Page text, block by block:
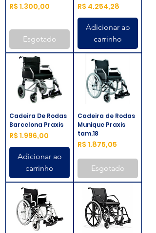
Preço
R$ 1.300,00
Esgotado
Preço
R$ 4.254,28
Adicionar ao
carrinho
Cadeira De Rodas
Barcelona Praxis
Preço
R$ 1.996,00
Adicionar ao
carrinho
Cadeira de Rodas
Munique Praxis
tam.18
Preço
R$ 1.875,05
Esgotado